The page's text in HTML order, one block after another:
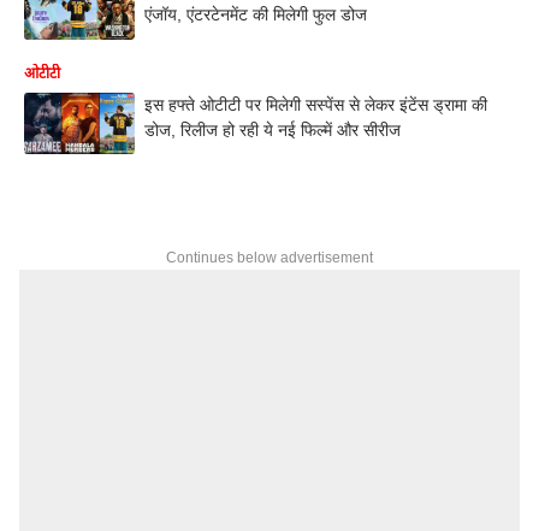
एंजॉय, एंटरटेनमेंट की मिलेगी फुल डोज
ओटीटी
इस हफ्ते ओटीटी पर मिलेगी सस्पेंस से लेकर इंटेंस ड्रामा की
डोज, रिलीज हो रही ये नई फिल्में और सीरीज
Continues below advertisement